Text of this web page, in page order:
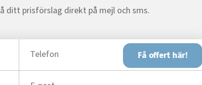
ditt prisförslag direkt på mejl och sms.
Få offert här!